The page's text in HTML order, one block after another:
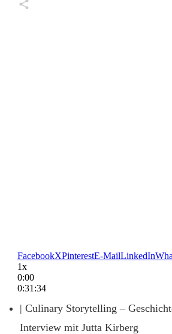
FacebookXPinterestE-MailLinkedIn
1x
0:00
0:31:34
| Culinary Storytelling –
Interview mit Jutta Kirberg